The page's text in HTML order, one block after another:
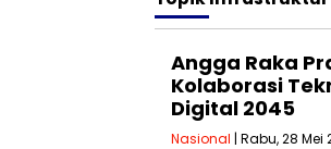
Angga Raka
Kolaborasi
Digital 2045
Nasional | Rabu, 28 Mei